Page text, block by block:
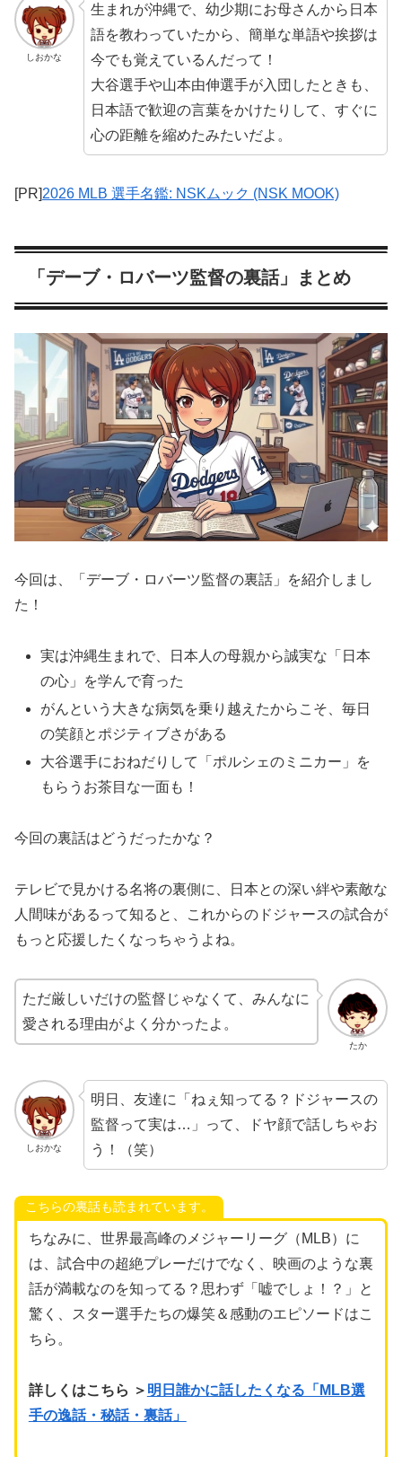
しおかな
生まれが沖縄で、幼少期にお母さんから日本
語を教わっていたから、簡単な単語や挨拶は
今でも覚えているんだって！
大谷選手や山本由伸選手が入団したときも、
日本語で歓迎の言葉をかけたりして、すぐに
心の距離を縮めたみたいだよ。
[PR]2026 MLB 選手名鑑: NSKムック (NSK MOOK)
「デーブ・ロバーツ監督の裏話」まとめ
今回は、「デーブ・ロバーツ監督の裏話」を紹介しまし
た！
実は沖縄生まれで、日本人の母親から誠実な「日本
の心」を学んで育った
がんという大きな病気を乗り越えたからこそ、毎日
の笑顔とポジティブさがある
大谷選手におねだりして「ポルシェのミニカー」を
もらうお茶目な一面も！
今回の裏話はどうだったかな？
テレビで見かける名将の裏側に、日本との深い絆や素敵な
人間味があるって知ると、これからのドジャースの試合が
もっと応援したくなっちゃうよね。
たか
ただ厳しいだけの監督じゃなくて、みんなに
愛される理由がよく分かったよ。
しおかな
明日、友達に「ねぇ知ってる？ドジャースの
監督って実は…」って、ドヤ顔で話しちゃお
う！（笑）
こちらの裏話も読まれています。
ちなみに、世界最高峰のメジャーリーグ（MLB）に
は、試合中の超絶プレーだけでなく、映画のような裏
話が満載なのを知ってる？思わず「嘘でしょ！？」と
驚く、スター選手たちの爆笑＆感動のエピソードはこ
ちら。
詳しくはこちら ＞ 明日誰かに話したくなる「MLB選
手の逸話・秘話・裏話」